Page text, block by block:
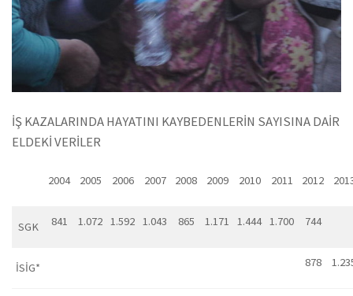
İŞ KAZALARINDA HAYATINI KAYBEDENLERİN SAYISINA DAİR
ELDEKİ VERİLER
2004 2005 2006 2007 2008 2009 2010 2011 2012
SGK 841 1.072 1.592 1.043 865 1.171 1.444 1.700 744
İSİG* 878